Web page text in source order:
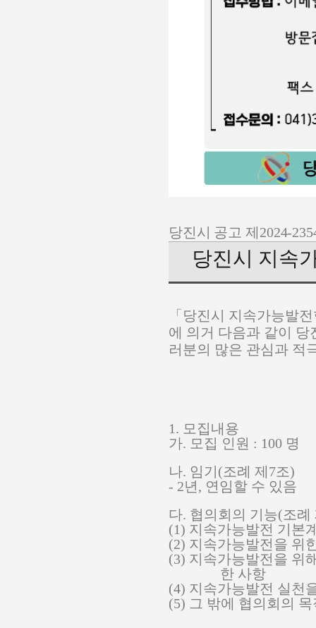
당진시 공고 제 2024-
당진시 지속
「 당진시 지속가능발
에 의거 다음과 같이
러분의 많은 관심과 적
1. 모집내용
가. 모집 인원 : 100 명
나. 임기 (조례 제 7조)
- 2년 , 연임할 수 있음
다. 협의회의 기능(조례
(1) 지속가능발전 기본
(2) 지속가능발전을 위
(3) 지속가능발전을 위
한 사항
(4) 지속가능발전 실천
(5) 그 밖에 협의회의